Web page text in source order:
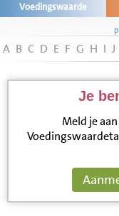
Disclaimer
Voedingswaarde
A B C D E F G H I J
Je
Meld je